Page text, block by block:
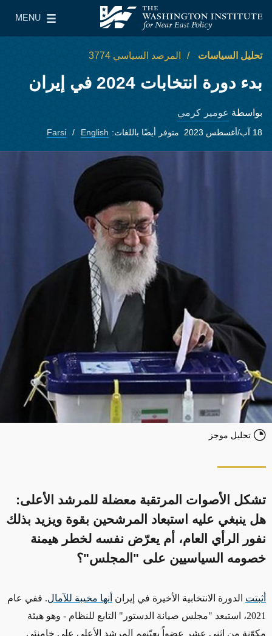
معهد واشنطن لسياسات الشرق الأدنى
MENU
Main Menu
تحليل السياسات المرصد السياسي 3774
بدء دورة انتخابات 2024 في إيران
بواسطة عومير كرمي
18 آب/أغسطس 2023 متوفر أيضًا باللغات: English
Farsi
تحليل موجز
تشكل الأصوات المرتقبة معضلة للمرشد الأعلى:
هل ينبغي عليه استبعاد المرشحين بقوة ويزيد بذلك
نفور الرأي العام، أم يعرّض نفسه لخطر هيمنة
خصومه السياسيين على "المجلس"؟
أثبتت الدورة الانتخابية الأخيرة في إيران أنها مخيبة للآمال. ففي عام
2021، استبعد "مجلس صيانة الدستور" التابع للنظام
- وهو هيئة
مكوّنة من اثني عشر عضواً يعيّنهم المرشد الأعلى علي خامنئي